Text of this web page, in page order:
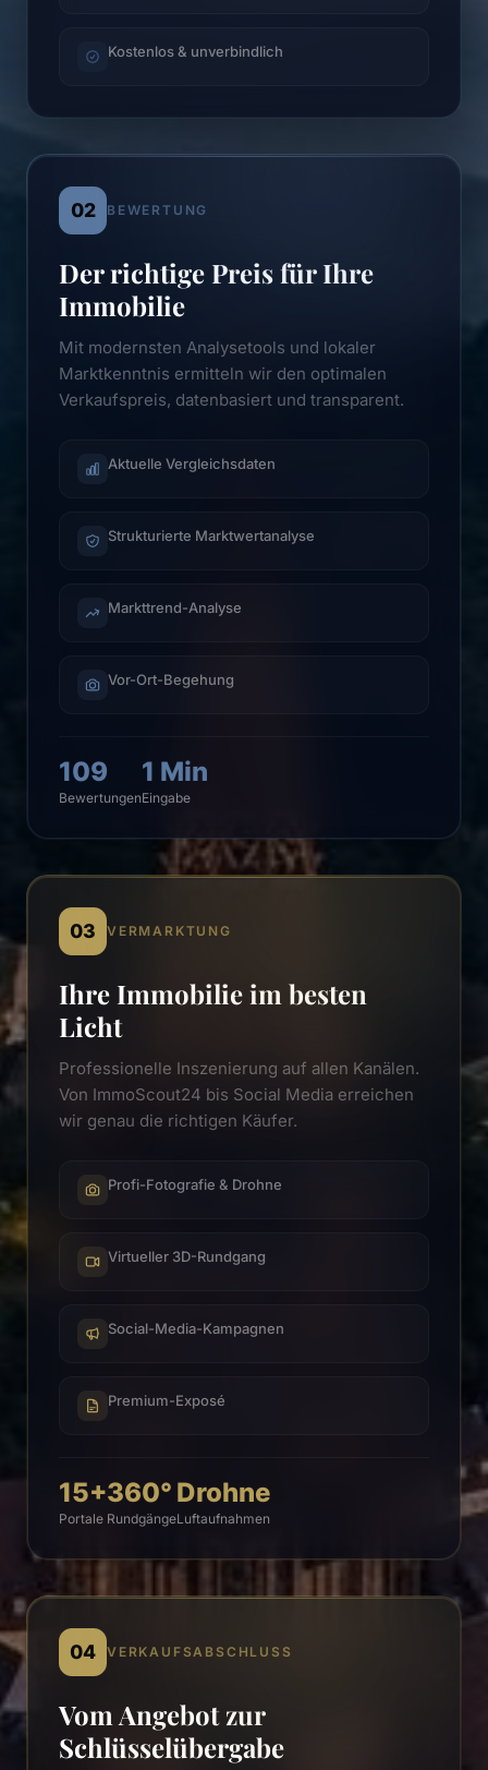
Kostenlos & unverbindlich
02 BEWERTUNG
Der richtige Preis für Ihre
Immobilie
Mit modernsten Analysetools und lokaler
Marktkenntnis ermitteln wir den optimalen
Verkaufspreis, datenbasiert und transparent.
Aktuelle Vergleichsdaten
Strukturierte Marktwertanalyse
Markttrend-Analyse
Vor-Ort-Begehung
109
Bewertungen
1 Min
Eingabe
03 VERMARKTUNG
Ihre Immobilie im besten
Licht
Professionelle Inszenierung auf allen Kanälen.
Von ImmoScout24 bis Social Media erreichen
wir genau die richtigen Käufer.
Profi-Fotografie & Drohne
Virtueller 3D-Rundgang
Social-Media-Kampagnen
Premium-Exposé
15+
Portale
360°
Rundgänge
Drohne
Luftaufnahmen
04 VERKAUFSABSCHLUSS
Vom Angebot zur
Schlüsselübergabe